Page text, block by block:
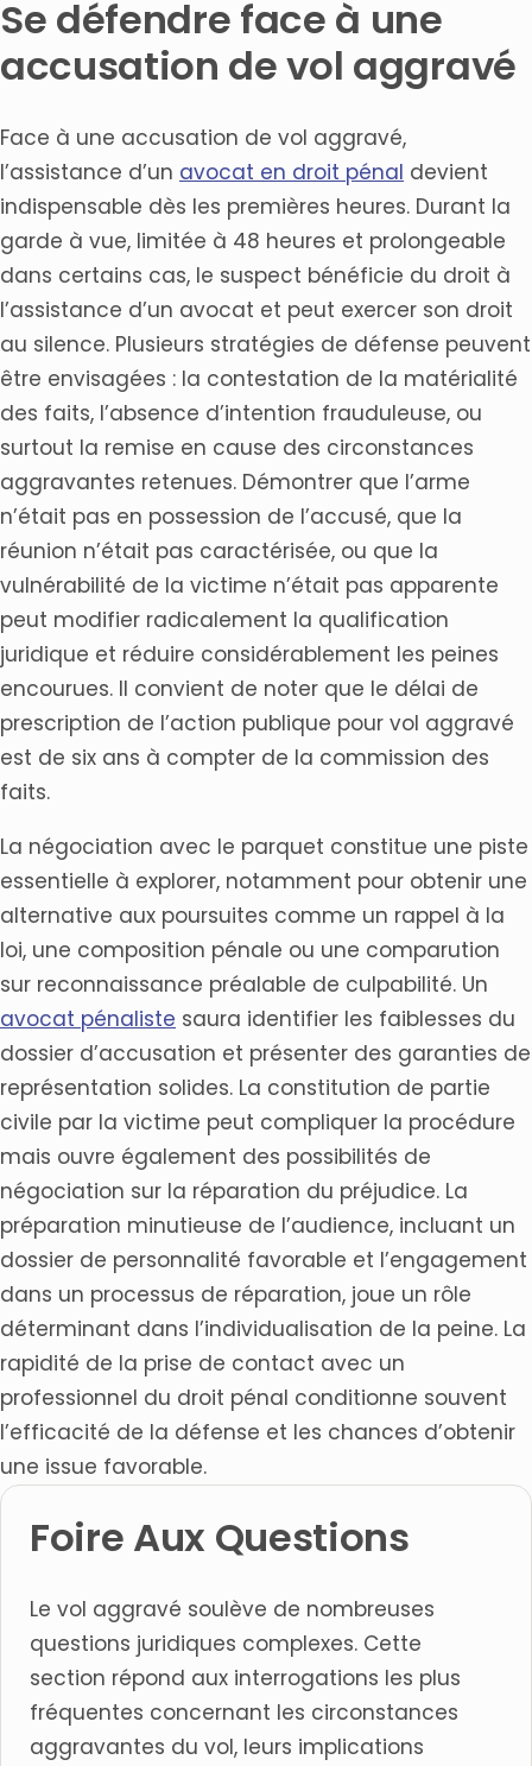
Se défendre face à une
accusation de vol aggravé
Face à une accusation de vol aggravé,
l’assistance d’un avocat en droit pénal devient
indispensable dès les premières heures. Durant la
garde à vue, limitée à 48 heures et prolongeable
dans certains cas, le suspect bénéficie du droit à
l’assistance d’un avocat et peut exercer son droit
au silence. Plusieurs stratégies de défense peuvent
être envisagées : la contestation de la matérialité
des faits, l’absence d’intention frauduleuse, ou
surtout la remise en cause des circonstances
aggravantes retenues. Démontrer que l’arme
n’était pas en possession de l’accusé, que la
réunion n’était pas caractérisée, ou que la
vulnérabilité de la victime n’était pas apparente
peut modifier radicalement la qualification
juridique et réduire considérablement les peines
encourues. Il convient de noter que le délai de
prescription de l’action publique pour vol aggravé
est de six ans à compter de la commission des
faits.
La négociation avec le parquet constitue une piste
essentielle à explorer, notamment pour obtenir une
alternative aux poursuites comme un rappel à la
loi, une composition pénale ou une comparution
sur reconnaissance préalable de culpabilité. Un
avocat pénaliste saura identifier les faiblesses du
dossier d’accusation et présenter des garanties de
représentation solides. La constitution de partie
civile par la victime peut compliquer la procédure
mais ouvre également des possibilités de
négociation sur la réparation du préjudice. La
préparation minutieuse de l’audience, incluant un
dossier de personnalité favorable et l’engagement
dans un processus de réparation, joue un rôle
déterminant dans l’individualisation de la peine. La
rapidité de la prise de contact avec un
professionnel du droit pénal conditionne souvent
l’efficacité de la défense et les chances d’obtenir
une issue favorable.
Foire Aux Questions
Le vol aggravé soulève de nombreuses
questions juridiques complexes. Cette
section répond aux interrogations les plus
fréquentes concernant les circonstances
aggravantes du vol, leurs implications